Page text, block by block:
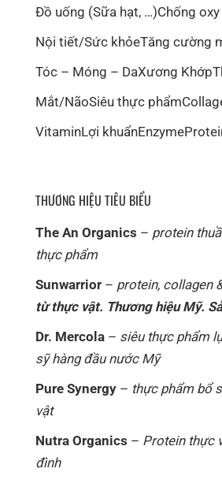
Đồ uống (Sữa hạt, …)Chống
Nội tiết/Sức khỏeTăng cường
Tóc – Móng – DaXương Khớp
Mắt/NãoSiêu thực phẩm
VitaminLợi khuẩnEnzyme
THƯƠNG HIỆU TIÊU BIỂU
The An Organics – protein
thực phẩm
Sunwarrior – protein, collagen
từ thực vật. Thương hiệu Mỹ.
Dr. Mercola – siêu thực phẩm
sỹ hàng đầu nước Mỹ
Pure Synergy – thực phẩm bổ
vật
Nutra Organics – Protein thực
đình